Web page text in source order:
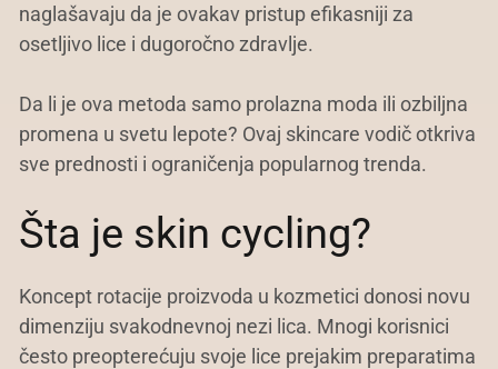
naglašavaju da je ovakav pristup efikasniji za
osetljivo lice i dugoročno zdravlje.
Da li je ova metoda samo prolazna moda ili ozbiljna
promena u svetu lepote? Ovaj skincare vodič otkriva
sve prednosti i ograničenja popularnog trenda.
Šta je skin cycling?
Koncept rotacije proizvoda u kozmetici donosi novu
dimenziju svakodnevnoj nezi lica. Mnogi korisnici
često preopterećuju svoje lice prejakim preparatima